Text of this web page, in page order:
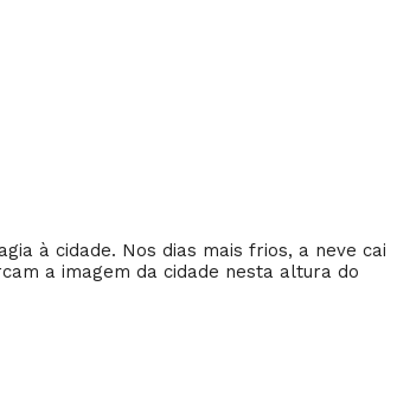
à cidade. Nos dias mais frios, a neve cai
a imagem da cidade nesta altura do